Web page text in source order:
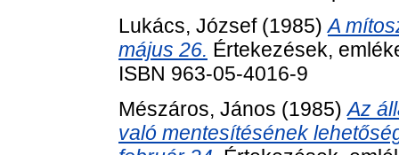
Lukács, József(1985)A
május 26. Értekezések,
ISBN 963-05-4016-9
Mészáros, János (1985)Az
való mentesítésének